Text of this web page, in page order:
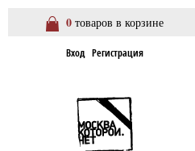
0 товаров в корзине
Вход Регистрация